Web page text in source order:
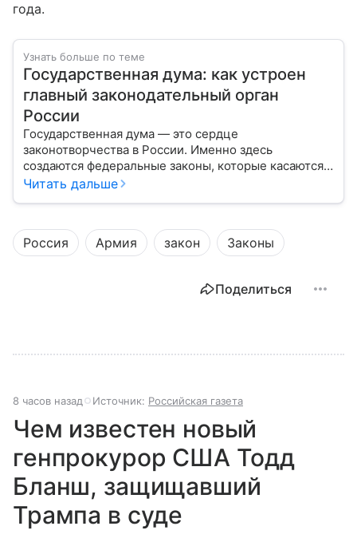
года.
Узнать больше по теме
Государственная дума: как устроен
главный законодательный орган
России
Государственная дума — это сердце
законотворчества в России. Именно здесь
создаются федеральные законы, которые касаются
жизни каждого гражданина: от образования и
Читать дальше
Россия Армия закон Законы
Поделиться
8 часов назад Источник: Российская газета
Чем известен новый
генпрокурор США Тодд
Бланш, защищавший
Трампа в суде